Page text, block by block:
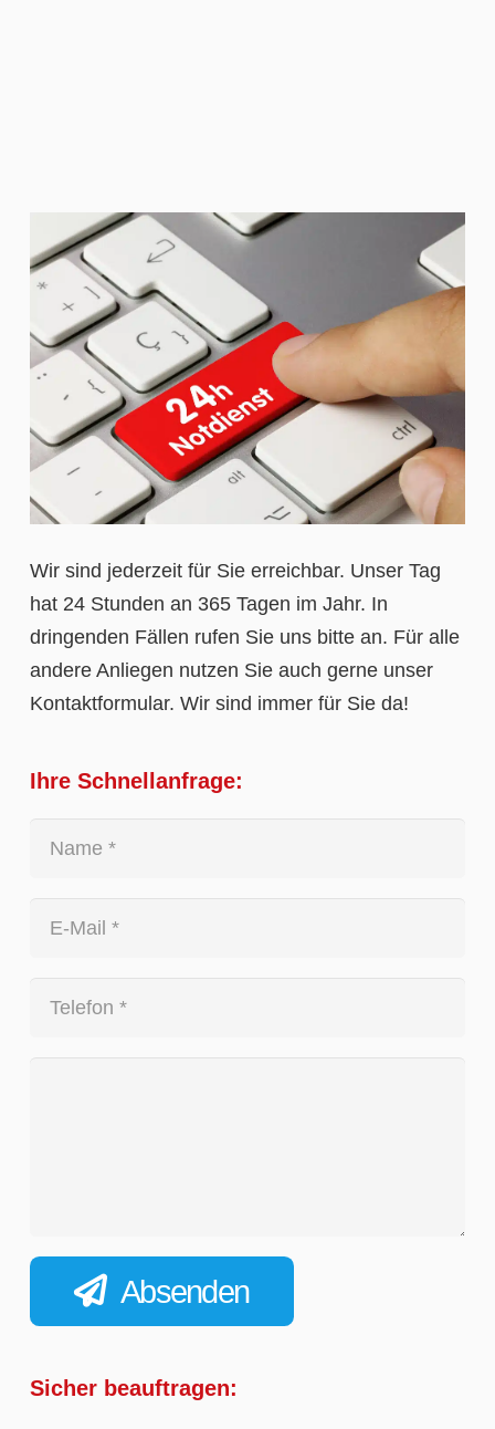
Wir sind jederzeit für Sie erreichbar. Unser Tag
hat 24 Stunden an 365 Tagen im Jahr. In
dringenden Fällen rufen Sie uns bitte an. Für alle
andere Anliegen nutzen Sie auch gerne unser
Kontaktformular. Wir sind immer für Sie da!
Ihre Schnellanfrage:
Absenden
Sicher beauftragen: